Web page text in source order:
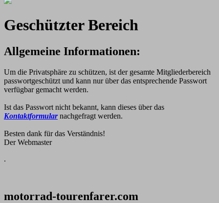
Geschützter Bereich
Allgemeine Informationen:
Um die Privatsphäre zu schützen, ist der gesamte Mitgliederbereich
passwortgeschützt und kann nur über das entsprechende Passwort
verfügbar gemacht werden.
Ist das Passwort nicht bekannt, kann dieses über das
Kontaktformularnachgefragt werden.
Besten dank für das Verständnis!
Der Webmaster
.
motorrad-tourenfarer.com